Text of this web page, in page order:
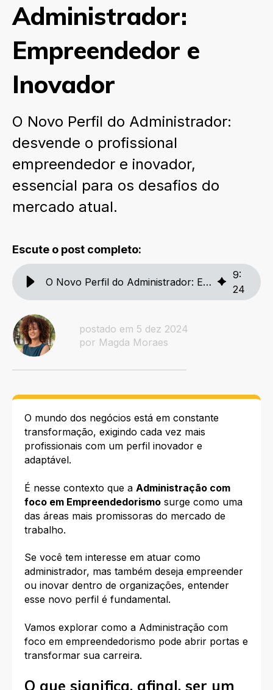
Administrador:
Empreendedor e
Inovador
O Novo Perfil do Administrador:
desvende o profissional
empreendedor e inovador,
essencial para os desafios do
mercado atual.
Escute o post completo:
O Novo Perfil do Administrador: Empreendedor e Inovador
9:
24
postado em 5 dez 2024
por Magda Moraes
O mundo dos negócios está em constante
transformação, exigindo cada vez mais
profissionais com um perfil inovador e
adaptável.
É nesse contexto que a Administração com
foco em Empreendedorismo surge como uma
das áreas mais promissoras do mercado de
trabalho.
Se você tem interesse em atuar como
administrador, mas também deseja empreender
ou inovar dentro de organizações, entender
esse novo perfil é fundamental.
Vamos explorar como a Administração com
foco em empreendedorismo pode abrir portas e
transformar sua carreira.
O que significa, afinal, ser um